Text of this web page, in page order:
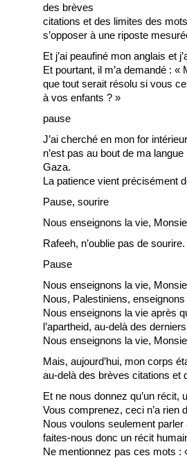
des brèves
citations et des limites des
s’opposer à une riposte
Et j’ai peaufiné mon anglais et
Et pourtant, il m’a demandé :
que tout serait résolu si vous
à vos enfants ? »
pause
J’ai cherché en mon for
n’est pas au bout de ma
Gaza.
La patience vient précisément
Pause, sourire
Nous enseignons la vie,
Rafeeh, n’oublie pas de sourire.
Pause
Nous enseignons la vie,
Nous, Palestiniens,
Nous enseignons la vie après
l’apartheid, au-delà des
Nous enseignons la vie,
Mais, aujourd’hui, mon corps
au-delà des brèves citations et
Et ne nous donnez qu’un récit,
Vous comprenez, ceci n’a rien
Nous voulons seulement
faites-nous donc un récit
Ne mentionnez pas ces mots :